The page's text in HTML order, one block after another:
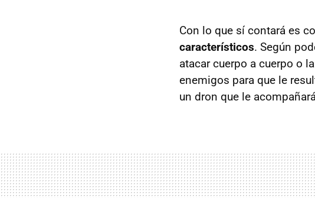
Con lo que sí contará es
característicos. Según
atacar cuerpo a cuerpo o
enemigos para que le
un dron que le